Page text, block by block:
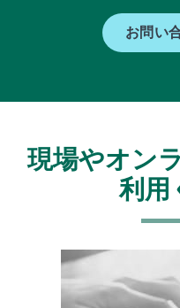
お問い
現場やオン
利用